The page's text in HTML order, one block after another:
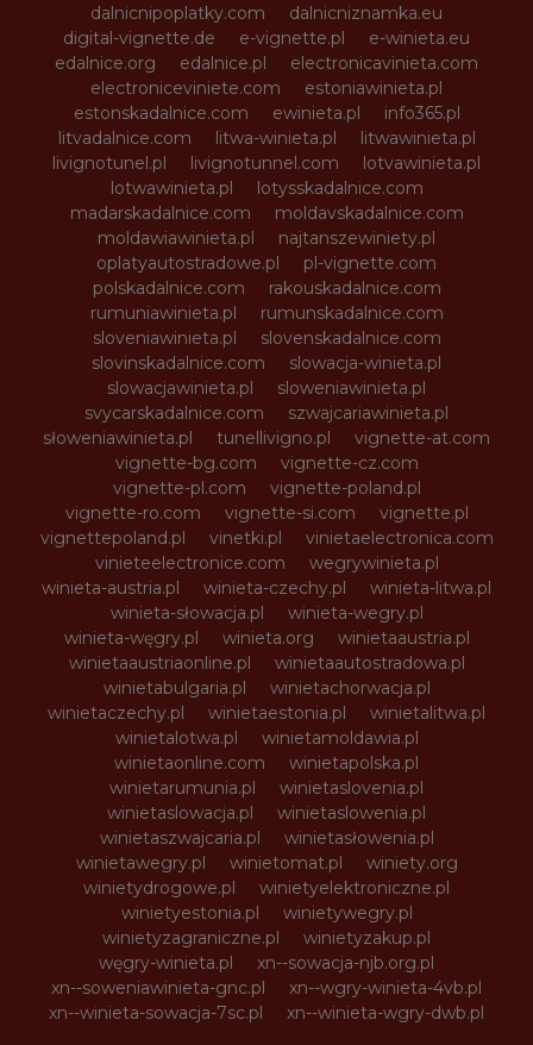
dalnicnipoplatky.com
dalnicniznamka.eu
digital-vignette.de
e-vignette.pl
e-winieta.eu
edalnice.org
edalnice.pl
electronicavinieta.com
electroniceviniete.com
estoniawinieta.pl
estonskadalnice.com
ewinieta.pl
info365.pl
litvadalnice.com
litwa-winieta.pl
litwawinieta.pl
livignotunel.pl
livignotunnel.com
lotvawinieta.pl
lotwawinieta.pl
lotysskadalnice.com
madarskadalnice.com
moldavskadalnice.com
moldawiawinieta.pl
najtanszewiniety.pl
oplatyautostradowe.pl
pl-vignette.com
polskadalnice.com
rakouskadalnice.com
rumuniawinieta.pl
rumunskadalnice.com
sloveniawinieta.pl
slovenskadalnice.com
slovinskadalnice.com
slowacja-winieta.pl
slowacjawinieta.pl
sloweniawinieta.pl
svycarskadalnice.com
szwajcariawinieta.pl
słoweniawinieta.pl
tunellivigno.pl
vignette-at.com
vignette-bg.com
vignette-cz.com
vignette-pl.com
vignette-poland.pl
vignette-ro.com
vignette-si.com
vignette.pl
vignettepoland.pl
vinetki.pl
vinietaelectronica.com
vinieteelectronice.com
wegrywinieta.pl
winieta-austria.pl
winieta-czechy.pl
winieta-litwa.pl
winieta-słowacja.pl
winieta-wegry.pl
winieta-węgry.pl
winieta.org
winietaaustria.pl
winietaaustriaonline.pl
winietaautostradowa.pl
winietabulgaria.pl
winietachorwacja.pl
winietaczechy.pl
winietaestonia.pl
winietalitwa.pl
winietalotwa.pl
winietamoldawia.pl
winietaonline.com
winietapolska.pl
winietarumunia.pl
winietaslovenia.pl
winietaslowacja.pl
winietaslowenia.pl
winietaszwajcaria.pl
winietasłowenia.pl
winietawegry.pl
winietomat.pl
winiety.org
winietydrogowe.pl
winietyelektroniczne.pl
winietyestonia.pl
winietywegry.pl
winietyzagraniczne.pl
winietyzakup.pl
węgry-winieta.pl
xn--sowacja-njb.org.pl
xn--soweniawinieta-gnc.pl
xn--wgry-winieta-4vb.pl
xn--winieta-sowacja-7sc.pl
xn--winieta-wgry-dwb.pl